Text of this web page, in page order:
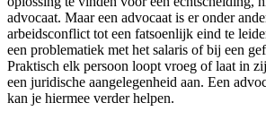
advocaat. Maar een advocaat is er onder
arbeidsconflict tot een fatsoenlijk eind te
een problematiek met het salaris of bij een
Praktisch elk persoon loopt vroeg of laat in
een juridische aangelegenheid aan. Een
kan je hiermee verder helpen.